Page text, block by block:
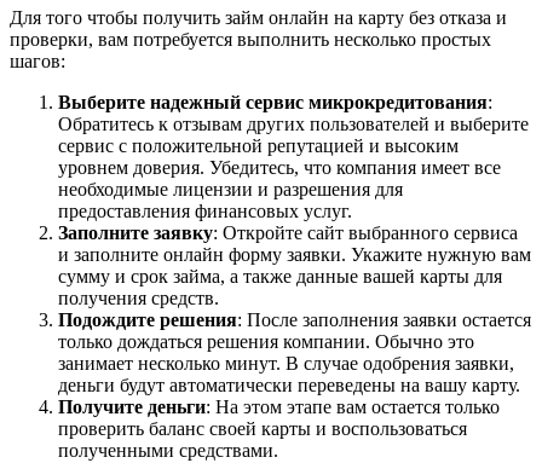
Для того чтобы получить займ онлайн на карту без отказа и
проверки, вам потребуется выполнить несколько простых
шагов:
Выберите надежный сервис микрокредитования:
Обратитесь к отзывам других пользователей и выберите
сервис с положительной репутацией и высоким
уровнем доверия. Убедитесь, что компания имеет все
необходимые лицензии и разрешения для
предоставления финансовых услуг.
Заполните заявку: Откройте сайт выбранного сервиса
и заполните онлайн форму заявки. Укажите нужную вам
сумму и срок займа, а также данные вашей карты для
получения средств.
Подождите решения: После заполнения заявки остается
только дождаться решения компании. Обычно это
занимает несколько минут. В случае одобрения заявки,
деньги будут автоматически переведены на вашу карту.
Получите деньги: На этом этапе вам остается только
проверить баланс своей карты и воспользоваться
полученными средствами.